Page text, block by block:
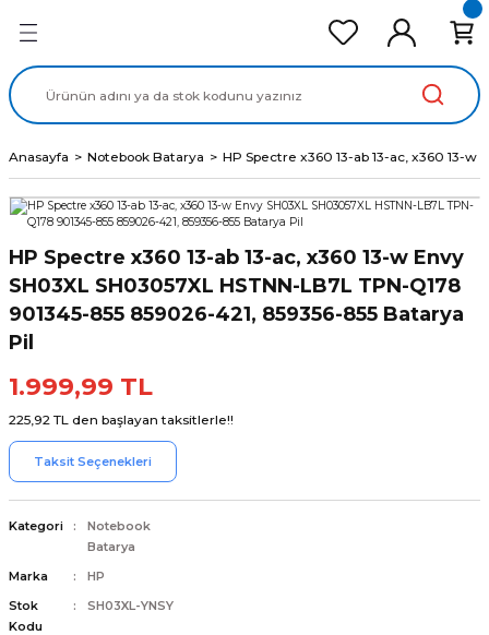
Ekran Panel
Data Kablo
Anasayfa Notebook Batarya HP Spectre x360 13-ab 13-ac, x360 13-w
HP Spectre x360 13-ab 13-ac, x360 13-w Envy
SH03XL SH03057XL HSTNN-LB7L TPN-Q178
901345-855 859026-421, 859356-855 Batarya
Pil
1.999,99 TL
225,92 TL den başlayan taksitlerle!!
Taksit Seçenekleri
Kategori
Notebook
Batarya
Marka
HP
Stok
Kodu
SH03XL-YNSY